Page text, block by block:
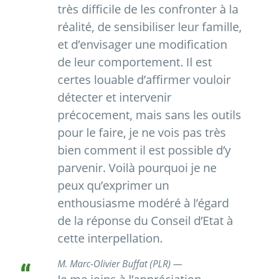
très difficile de les confronter à la
réalité, de sensibiliser leur famille,
et d’envisager une modification
de leur comportement. Il est
certes louable d’affirmer vouloir
détecter et intervenir
précocement, mais sans les outils
pour le faire, je ne vois pas très
bien comment il est possible d’y
parvenir. Voilà pourquoi je ne
peux qu’exprimer un
enthousiasme modéré à l’égard
de la réponse du Conseil d’Etat à
cette interpellation.
M. Marc-Olivier Buffat (PLR) —